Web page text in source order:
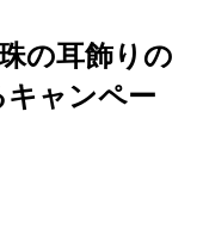
の耳飾りの
キャンペー